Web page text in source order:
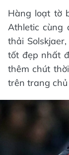
Hàng loạt tờ
Athletic cùng
thải
tốt đẹp nhất
thêm chút
trên trang